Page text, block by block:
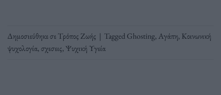
Δημοσιεύθηκε σεΤρόπος Ζωής | TaggedGhosting,Αγάπη, Κοινωνική
ψυχολογία,σχεσεις,Ψυχική Υγεία